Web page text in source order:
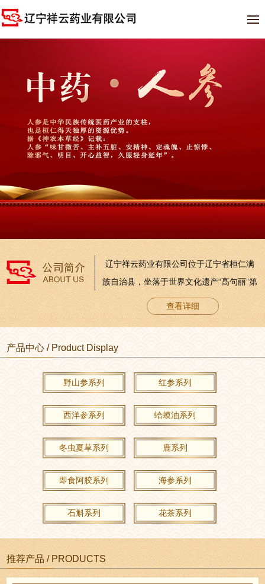
辽宁祥云药业有限公司位于辽宁省桓仁满
族自治县，坐落于世界文化遗产“髙句丽”第
一代王城“纥升骨城”发祥地五女山脚下。这
里山清水秀，人杰地灵，土地肥沃，植物
着“高丽朱蒙”品牌人参系列产品的崛起。公
司成立于2004年6月，注册资本金2090万
元。2006年8月通过国家食品药品监督管理
局GMP认证，是辽宁省首家通过GMP认...
查看详细
产品中心 / Product Display
野山参系列 红参系列
西洋参系列 蛤蟆油系列
冬虫夏草系列 鹿系列
即食阿胶系列 海参系列
石斛系列 花茶系列
推荐产品 / PRODUCTS